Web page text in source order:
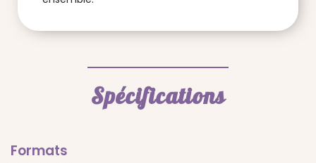
Spécifications
Formats